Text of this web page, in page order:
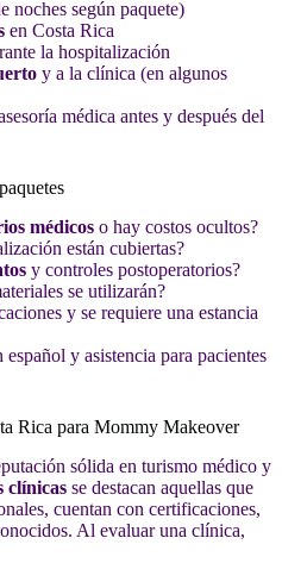
noches según paquete)
en Costa Rica
la hospitalización
y a la clínica (en algunos
médica antes y después del
médicos o hay costos ocultos?
están cubiertas?
y controles postoperatorios?
se utilizarán?
y se requiere una estancia
y asistencia para pacientes
Rica para Mommy Makeover
sólida en turismo médico y
clínicas se destacan aquellas que
cuentan con certificaciones,
Al evaluar una clínica,